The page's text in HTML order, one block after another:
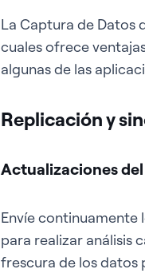
La Captura de Datos
cuales ofrece
algunas de las
Replicación y
Actualizaciones
Envíe continuamente
para realizar análisis
frescura de los datos